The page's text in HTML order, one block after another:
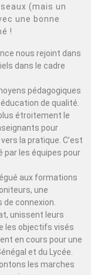
(mais un
une bonne
!
nous rejoint dans
dans le cadre
pédagogiques
de qualité.
étroitement le
pour
la pratique. C’est
les équipes pour
aux formations
une
connexion.
unissent leurs
les objectifs visés
en cours pour une
et du Lycée.
les marches